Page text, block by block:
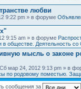
любви
9:22 pm » в форуме
9:15 am » в форуме
в обществе. Деятельность
мысль о законе
мар 24, 2012 9:13 pm » в
по родовому поместью.
сообщения за